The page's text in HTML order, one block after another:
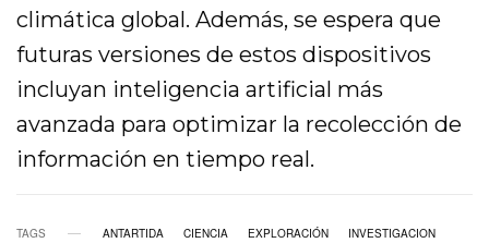
climática global. Además, se espera que
futuras versiones de estos dispositivos
incluyan inteligencia artificial más
avanzada para optimizar la recolección de
información en tiempo real.
TAGS ANTARTIDA CIENCIA EXPLORACIÓN INVESTIGACION